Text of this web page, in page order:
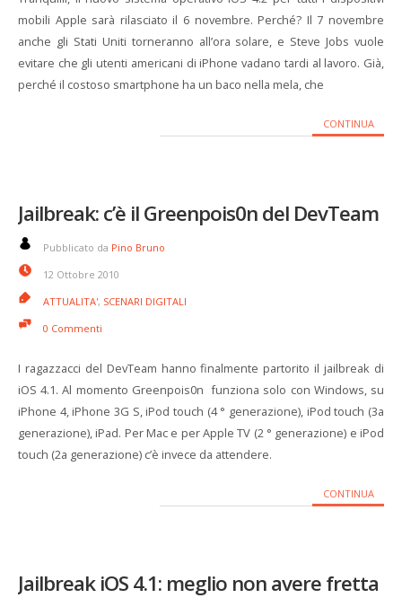
mobili Apple sarà rilasciato il 6 novembre. Perché? Il 7 novembre
anche gli Stati Uniti torneranno all’ora solare, e Steve Jobs vuole
evitare che gli utenti americani di iPhone vadano tardi al lavoro. Già,
perché il costoso smartphone ha un baco nella mela, che
CONTINUA
Jailbreak: c’è il Greenpois0n del DevTeam
Pubblicato da Pino Bruno
12 Ottobre 2010
ATTUALITA', SCENARI DIGITALI
0 Commenti
I ragazzacci del DevTeam hanno finalmente partorito il jailbreak di
iOS 4.1. Al momento Greenpois0n funziona solo con Windows, su
iPhone 4, iPhone 3G S, iPod touch (4 ° generazione), iPod touch (3a
generazione), iPad. Per Mac e per Apple TV (2 ° generazione) e iPod
touch (2a generazione) c’è invece da attendere.
CONTINUA
Jailbreak iOS 4.1: meglio non avere fretta